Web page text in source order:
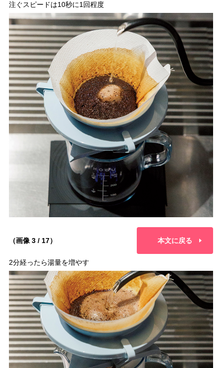
注ぐスピードは10秒に1回程度
（画像 3 / 17） 本文に戻る
2分経ったら湯量を増やす